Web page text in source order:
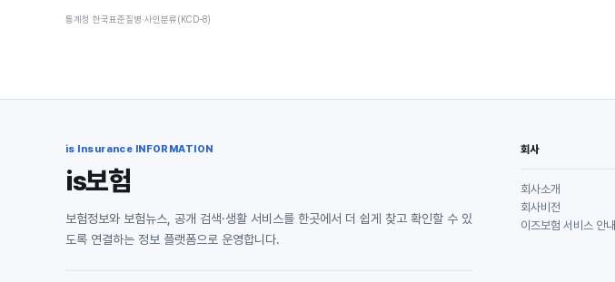
통계청 한국표준질병·사인분류(KCD-8)
is Insurance INFORMATION
is보험
보험정보와 보험뉴스, 공개 검색·생활 서비스를 한곳에서 더 쉽게 찾고 확인할 수 있
도록 연결하는 정보 플랫폼으로 운영합니다.
회사
회사소개
회사비전
이즈보험 서비스 안내